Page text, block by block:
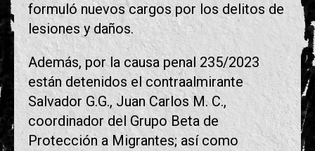
formuló nuevos cargos por los delitos de
lesiones y daños.
Además, por la causa penal 235/2023
están detenidos el contraalmirante
Salvador G.G., Juan Carlos M. C.,
coordinador del Grupo Beta de
Protección a Migrantes; así como